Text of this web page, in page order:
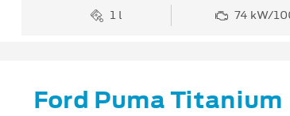
1 l 74 kW/
Ford Puma Titanium